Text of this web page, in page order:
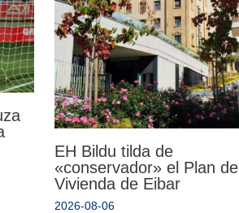
EH Bildu tilda de
«conservador» el Plan de
Vivienda de Eibar
2026-08-06